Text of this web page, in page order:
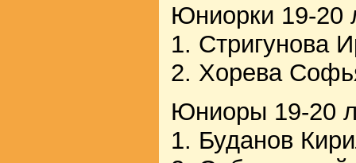
Юниорки 19-20
1. Стригунова
2. Хорева
Юниоры 19-20
1. Буданов